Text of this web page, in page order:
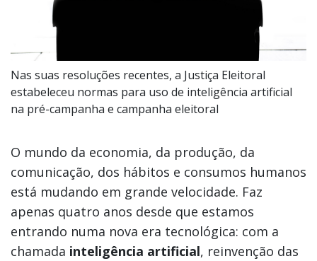
Nas suas resoluções recentes, a Justiça Eleitoral
estabeleceu normas para uso de inteligência artificial
na pré-campanha e campanha eleitoral
O mundo da economia, da produção, da
comunicação, dos hábitos e consumos humanos
está mudando em grande velocidade. Faz
apenas quatro anos desde que estamos
entrando numa nova era tecnológica: com a
chamada inteligência artificial, reinvenção das